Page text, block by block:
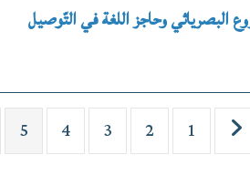
البصرياثي وحاجز اللغة في التّوصيل
1
2
3
4
5